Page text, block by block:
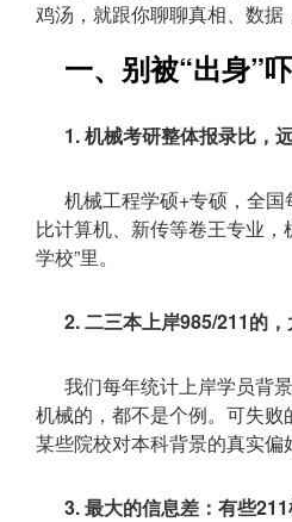
鸡汤，就跟你聊聊真相、数
一、别被“出身”
1. 机械考研整体报录比，
机械工程学硕+专硕，全
比计算机、新传等卷王专业
学校”里。
2. 二三本上岸985/211的
我们每年统计上岸学员背
机械的，都不是个例。可失
某些院校对本科背景的真实偏
3. 最大的信息差：有些